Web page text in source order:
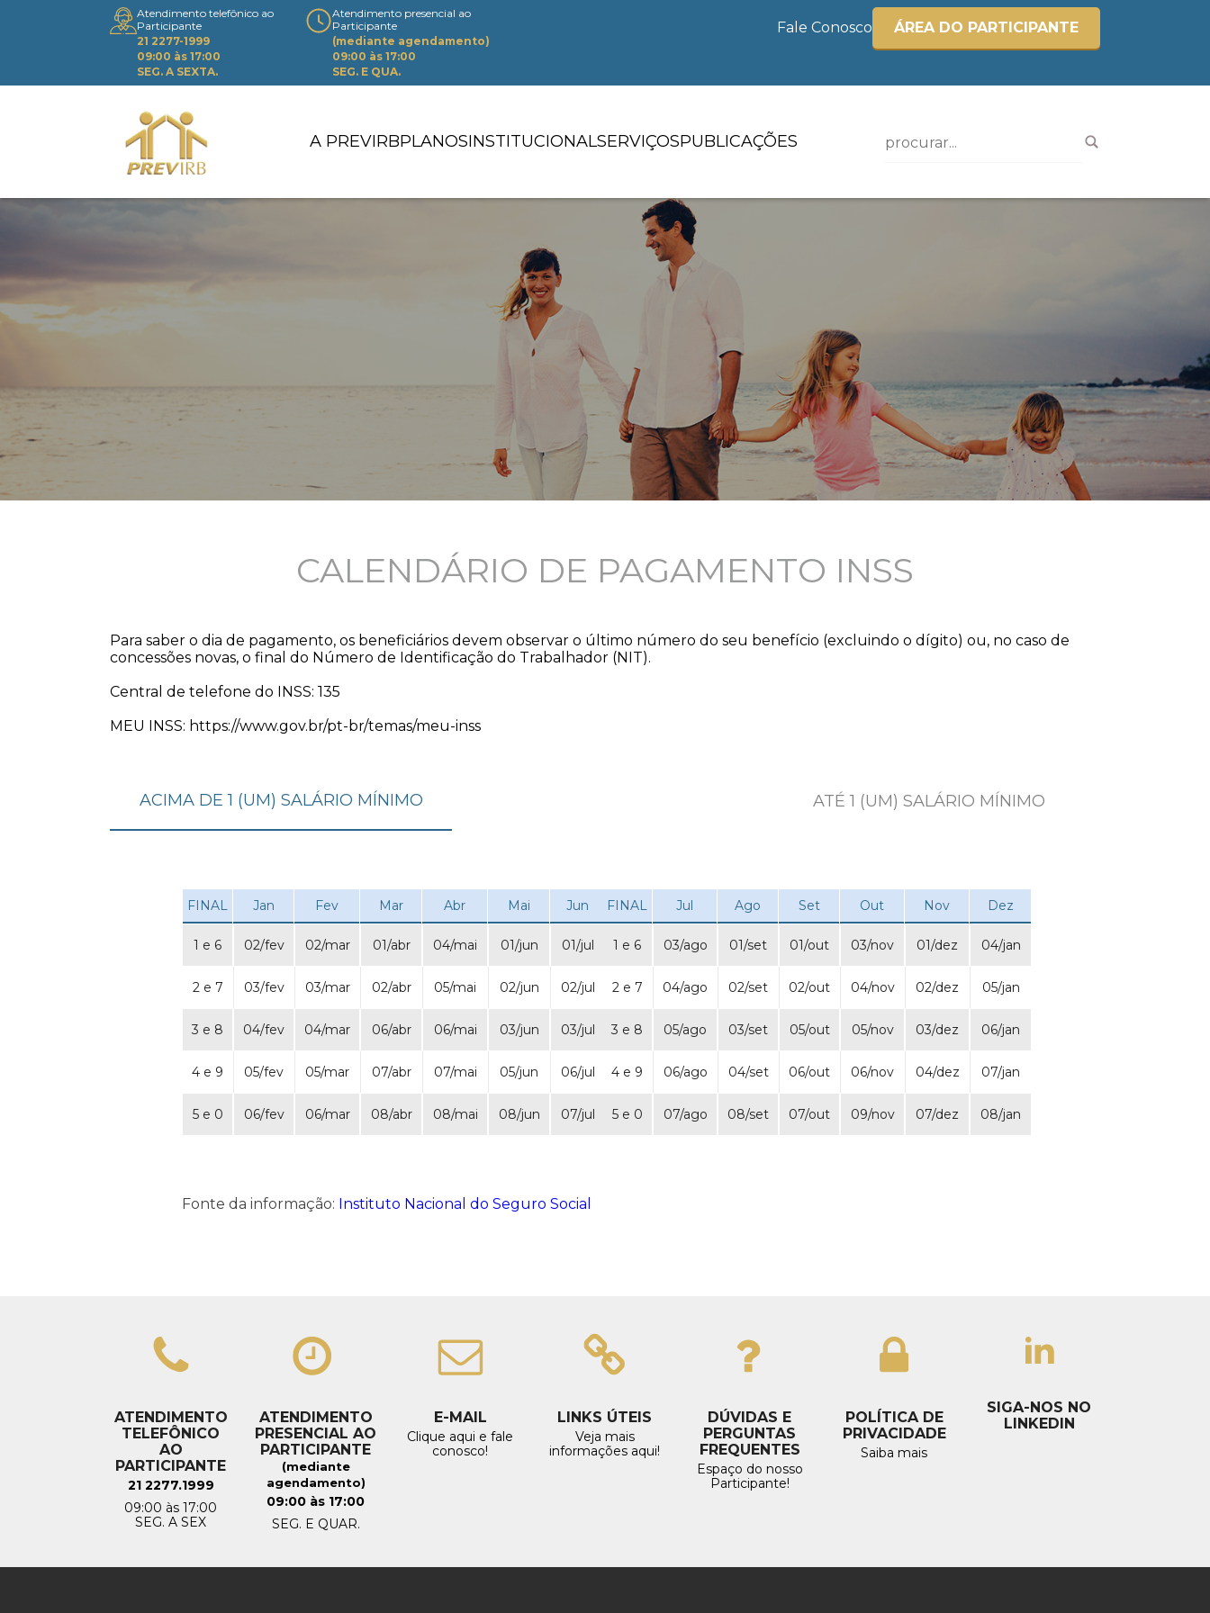
Atendimento telefônico ao
Participante
21 2277-1999
09:00 às 17:00
SEG. A SEXTA.
Atendimento presencial ao
Participante
(mediante agendamento)
09:00 às 17:00
SEG. E QUA.
Fale Conosco ÁREA DO PARTICIPANTE
A PREVIRBPLANOSINSTITUCIONALSERVIÇOSPUBLICAÇÕES
CALENDÁRIO DE PAGAMENTO INSS
Para saber o dia de pagamento, os beneficiários devem observar o último número do seu benefício (excluindo o dígito) ou, no caso de
concessões novas, o final do Número de Identificação do Trabalhador (NIT).
Central de telefone do INSS: 135
MEU INSS: https://www.gov.br/pt-br/temas/meu-inss
ACIMA DE 1 (UM) SALÁRIO MÍNIMO ATÉ 1 (UM) SALÁRIO MÍNIMO
FINAL Jan Fev Mar Abr Mai Jun
1 e 6 02/fev 02/mar 01/abr 04/mai 01/jun 01/jul
2 e 7 03/fev 03/mar 02/abr 05/mai 02/jun 02/jul
3 e 8 04/fev 04/mar 06/abr 06/mai 03/jun 03/jul
4 e 9 05/fev 05/mar 07/abr 07/mai 05/jun 06/jul
5 e 0 06/fev 06/mar 08/abr 08/mai 08/jun 07/jul
Fonte da informação: Instituto Nacional do Seguro Social
FINAL Jul Ago Set Out Nov Dez
1 e 6 03/ago 01/set 01/out 03/nov 01/dez 04/jan
2 e 7 04/ago 02/set 02/out 04/nov 02/dez 05/jan
3 e 8 05/ago 03/set 05/out 05/nov 03/dez 06/jan
4 e 9 06/ago 04/set 06/out 06/nov 04/dez 07/jan
5 e 0 07/ago 08/set 07/out 09/nov 07/dez 08/jan
ATENDIMENTO
TELEFÔNICO
AO
PARTICIPANTE
21 2277.1999
09:00 às 17:00
SEG. A SEX
ATENDIMENTO
PRESENCIAL AO
PARTICIPANTE
(mediante
agendamento)
09:00 às 17:00
SEG. E QUAR.
E-MAIL
Clique aqui e fale
conosco!
LINKS ÚTEIS
Veja mais
informações aqui!
DÚVIDAS E
PERGUNTAS
FREQUENTES
Espaço do nosso
Participante!
POLÍTICA DE
PRIVACIDADE
Saiba mais
SIGA-NOS NO
LINKEDIN